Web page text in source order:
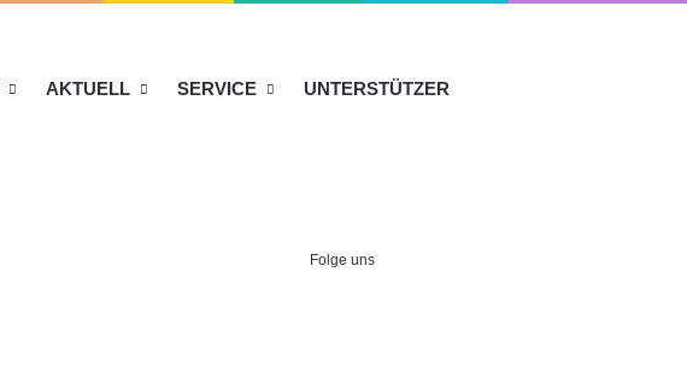
AKTUELL SERVICE UNTERSTÜTZER
Folge uns